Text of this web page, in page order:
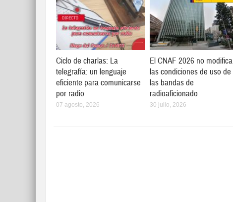
Ciclo de charlas: La
telegrafía: un lenguaje
eficiente para comunicarse
por radio
07 agosto, 2026
El CNAF 2026 no modifica
las condiciones de uso de
las bandas de
radioaficionado
30 julio, 2026